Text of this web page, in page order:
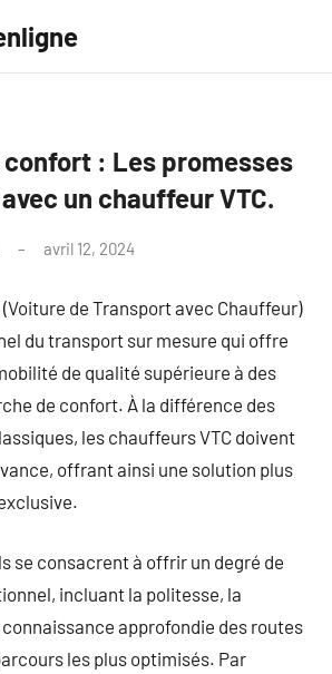
: Les promesses
avec un chauffeur VTC.
avril 12, 2024
de Transport avec Chauffeur)
du transport sur mesure qui offre
de qualité supérieure à des
de confort. À la différence des
les chauffeurs VTC doivent
offrant ainsi une solution plus
se consacrent à offrir un degré de
incluant la politesse, la
approfondie des routes
les plus optimisés. Par